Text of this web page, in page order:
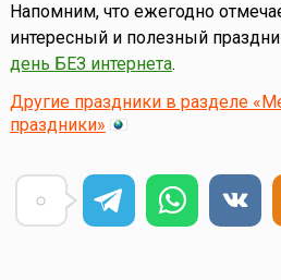
Напомним, что ежегодно
интересный и полезный
день БЕЗ интернета.
Другие праздники в разделе
праздники»